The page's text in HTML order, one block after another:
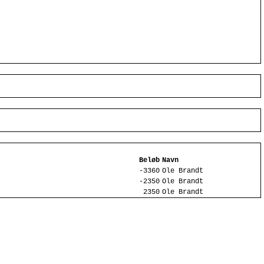
Beløb Navn
-3360 Ole Brandt
-2350 Ole Brandt
2350 Ole Brandt